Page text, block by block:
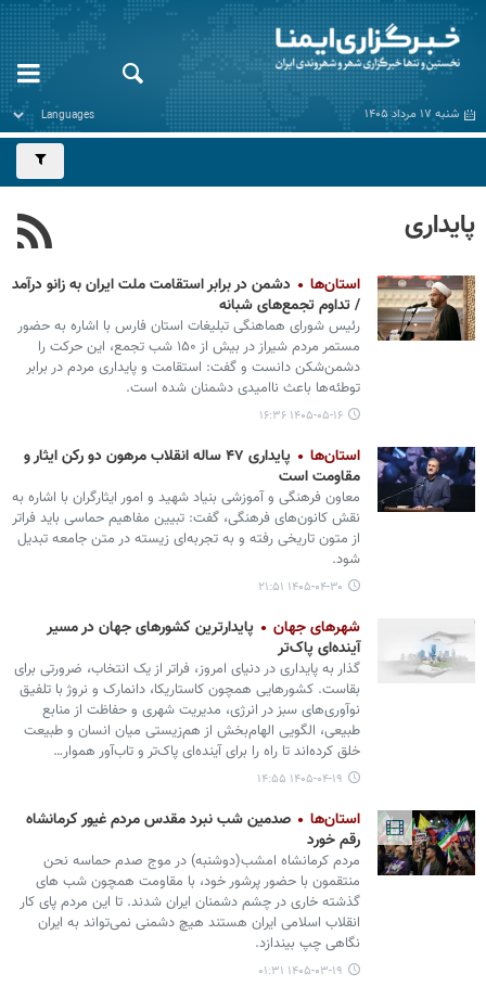
شنبه ۱۷ مرداد ۱۴۰۵
پایداری
استان‌ها
دشمن در برابر استقامت ملت ایران به زانو درآمد
/ تداوم تجمع‌های شبانه
رئیس شورای هماهنگی تبلیغات استان فارس با اشاره به حضور
مستمر مردم شیراز در بیش از ۱۵۰ شب تجمع، این حرکت را
دشمن‌شکن دانست و گفت: استقامت و پایداری مردم در برابر
توطئه‌ها باعث ناامیدی دشمنان شده است.
۱۴۰۵-۰۵-۱۶ ۱۶:۳۶
استان‌ها
پایداری ۴۷ ساله انقلاب مرهون دو رکن ایثار و
مقاومت است
معاون فرهنگی و آموزشی بنیاد شهید و امور ایثارگران با اشاره به
نقش کانون‌های فرهنگی، گفت: تبیین مفاهیم حماسی باید فراتر
از متون تاریخی رفته و به تجربه‌ای زیسته در متن جامعه تبدیل
شود.
۱۴۰۵-۰۴-۳۰ ۲۱:۵۱
شهرهای جهان
پایدارترین کشورهای جهان در مسیر
آینده‌ای پاک‌تر
گذار به‌ پایداری در دنیای امروز، فراتر از یک انتخاب، ضرورتی برای
بقاست. کشورهایی همچون کاستاریکا، دانمارک و نروژ با تلفیق
نوآوری‌های سبز در انرژی، مدیریت شهری و حفاظت از منابع
طبیعی، الگویی الهام‌بخش از هم‌زیستی میان انسان و طبیعت
خلق کرده‌اند تا راه را برای آینده‌ای پاک‌تر و تاب‌آور هموار…
۱۴۰۵-۰۴-۱۹ ۱۴:۵۵
استان‌ها
صدمین شب نبرد مقدس مردم غیور کرمانشاه
رقم خورد
مردم کرمانشاه امشب(دوشنبه) در موج صدم حماسه نحن
منتقمون با حضور پرشور خود، با مقاومت همچون شب های
گذشته خاری در چشم دشمنان ایران شدند. تا این مردم پای کار
انقلاب اسلامی ایران هستند هیچ دشمنی نمی‌تواند به ایران
نگاهی چپ بیندازد.
۱۴۰۵-۰۳-۱۹ ۰۱:۳۱